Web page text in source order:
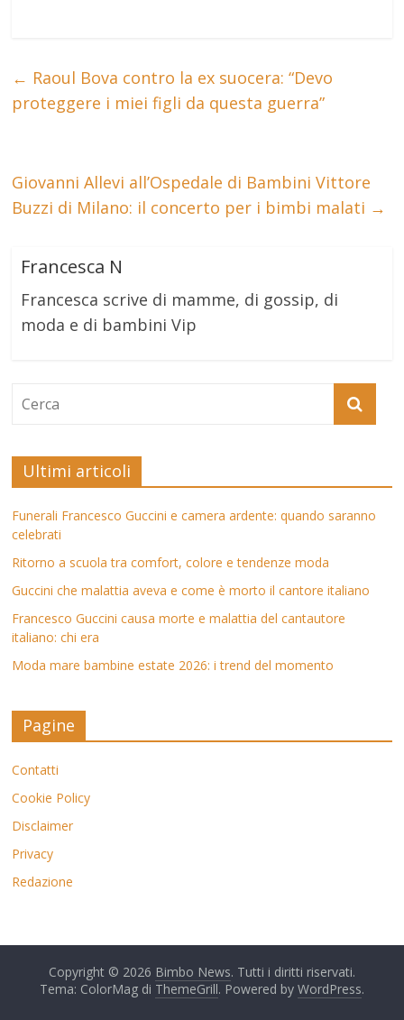
← Raoul Bova contro la ex suocera: “Devo
proteggere i miei figli da questa guerra”
Giovanni Allevi all’Ospedale di Bambini Vittore
Buzzi di Milano: il concerto per i bimbi malati →
Francesca N
Francesca scrive di mamme, di gossip, di
moda e di bambini Vip
Ultimi articoli
Funerali Francesco Guccini e camera ardente: quando saranno
celebrati
Ritorno a scuola tra comfort, colore e tendenze moda
Guccini che malattia aveva e come è morto il cantore italiano
Francesco Guccini causa morte e malattia del cantautore
italiano: chi era
Moda mare bambine estate 2026: i trend del momento
Pagine
Contatti
Cookie Policy
Disclaimer
Privacy
Redazione
Copyright © 2026 Bimbo News. Tutti i diritti riservati.
Tema: ColorMag di ThemeGrill. Powered by WordPress.